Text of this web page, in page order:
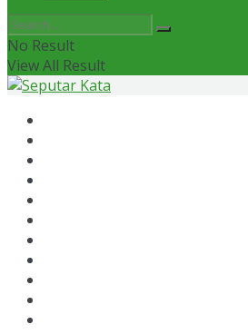
No Result
View All Result